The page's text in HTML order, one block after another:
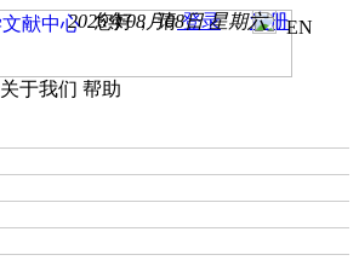
您好， 请登录 注册EN
2026年08月08日 星期六
关于我们 帮助